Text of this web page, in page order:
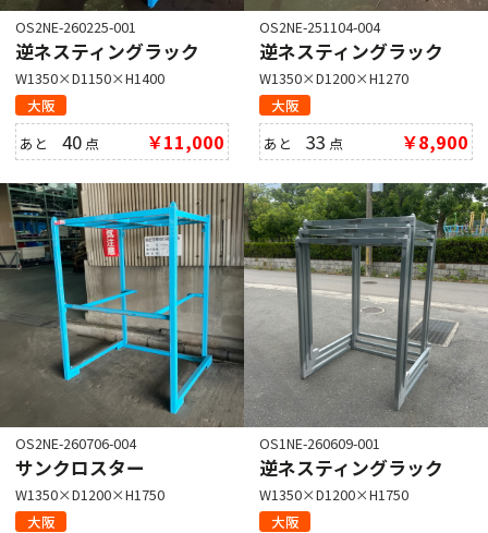
OS2NE-260225-001
逆ネスティングラック
W1350×D1150×H1400
大阪
あと40 点 ￥11,000
OS2NE-251104-004
逆ネスティングラック
W1350×D1200×H1270
大阪
あと33 点 ￥8,900
OS2NE-260706-004
サンクロスター
W1350×D1200×H1750
大阪
OS1NE-260609-001
逆ネスティングラック
W1350×D1200×H1750
大阪